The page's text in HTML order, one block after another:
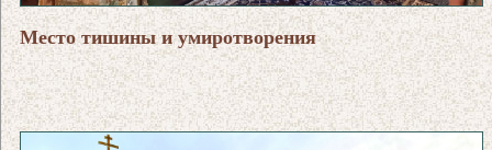
Место тишины и умиротворения